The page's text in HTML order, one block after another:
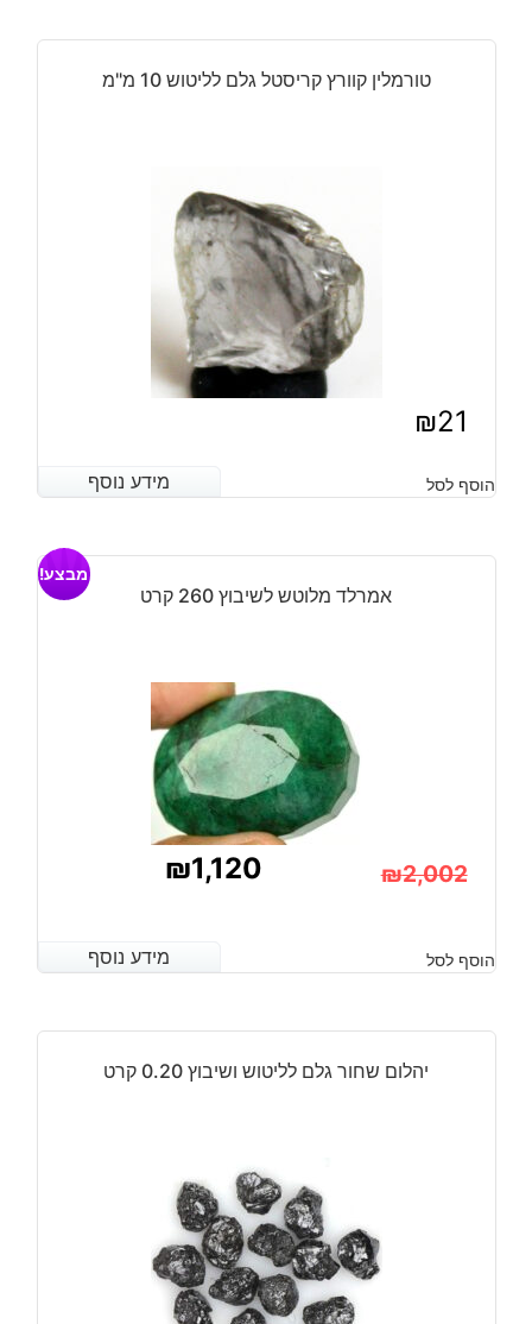
טורמלין קוורץ קריסטל גלם לליטוש 10 מ"מ
₪21
מידע נוסף הוסף לסל מידע נוסף
אמרלד מלוטש לשיבוץ 260 קרט
מבצע!
₪2,002
המקורי
₪2,002.
₪1,120
הנוכחי
₪1,120.
מידע נוסף הוסף לסל מידע נוסף
יהלום שחור גלם לליטוש ושיבוץ 0.20 קרט